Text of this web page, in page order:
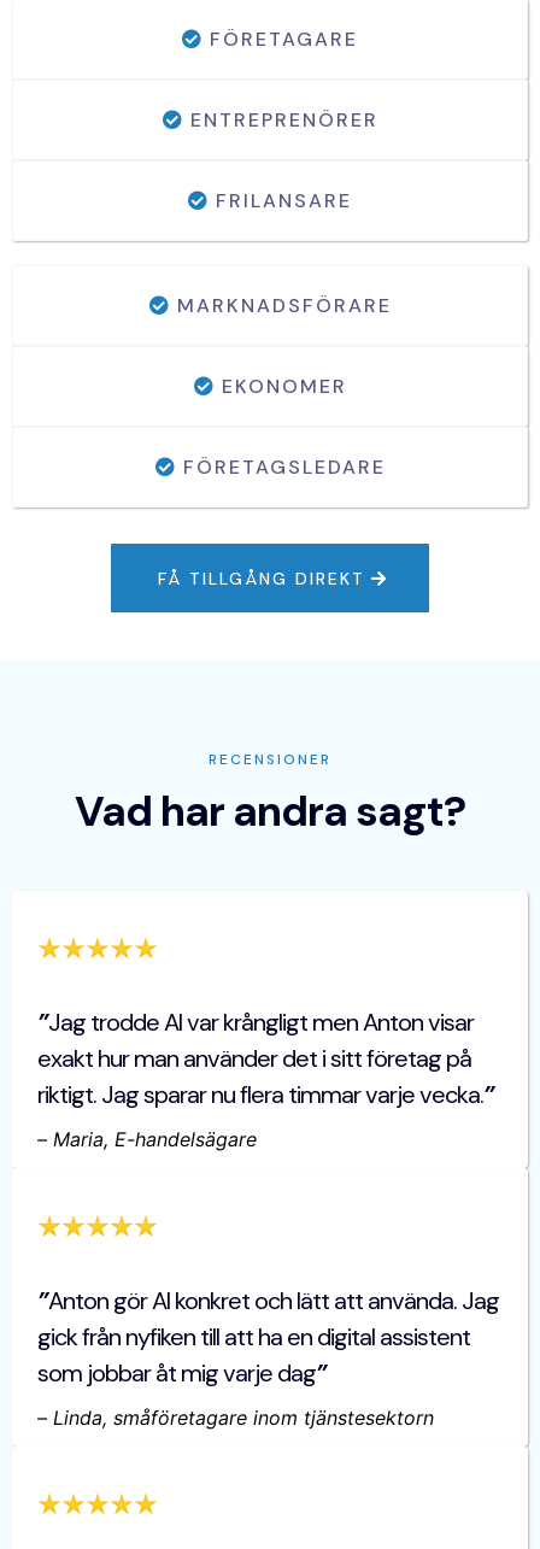
FÖRETAGARE
ENTREPRENÖRER
FRILANSARE
MARKNADSFÖRARE
EKONOMER
FÖRETAGSLEDARE
FÅ TILLGÅNG DIREKT
RECENSIONER
Vad har andra sagt?
”Jag trodde AI var krångligt men Anton visar
exakt hur man använder det i sitt företag på
riktigt. Jag sparar nu flera timmar varje vecka.”
– Maria, E-handelsägare
”Anton gör AI konkret och lätt att använda. Jag
gick från nyfiken till att ha en digital assistent
som jobbar åt mig varje dag”
– Linda, småföretagare inom tjänstesektorn